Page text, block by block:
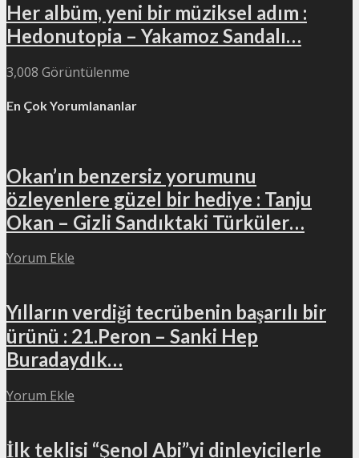
Her albüm, yeni bir müziksel adım :
Hedonutopia – Yakamoz Sandalı…
3,008 Görüntülenme
En Çok Yorumlananlar
Okan’ın benzersiz yorumunu
özleyenlere güzel bir hediye : Tanju
Okan – Gizli Sandıktaki Türküler…
Yorum Ekle
Yılların verdiği tecrübenin başarılı bir
ürünü : 21.Peron – Sanki Hep
Buradaydık…
Yorum Ekle
İlk teklisi “Şenol Abi”yi dinleyicilerle